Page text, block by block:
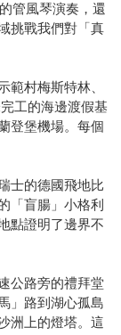
管風琴演奏，還
挑戰我們對「真
範村梅斯特林、
工的海邊渡假基
登堡機場。每個
士的德國飛地比
「盲腸」小格利
點證明了邊界不
公路旁的禮拜堂
」路到湖心孤島
洲上的燈塔。這